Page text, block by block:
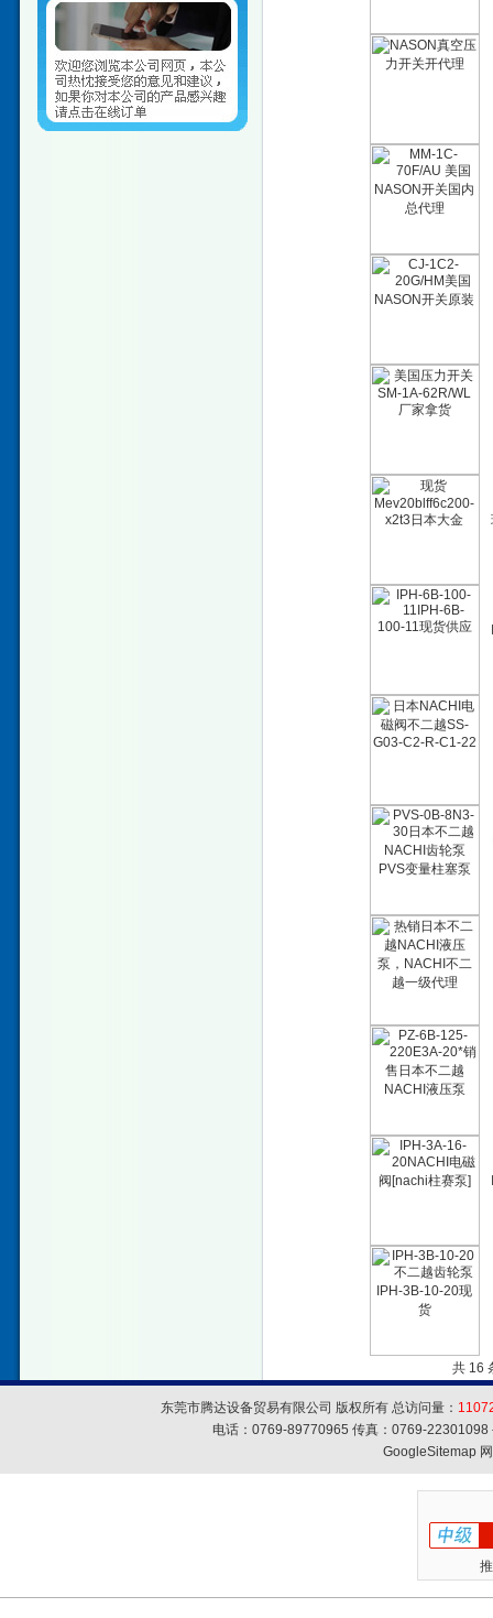
共 16
东莞市腾达设备贸易有限公司 版权所有 总访问量：
电话：0769-89770965 传真：0769-
GoogleSitemap网